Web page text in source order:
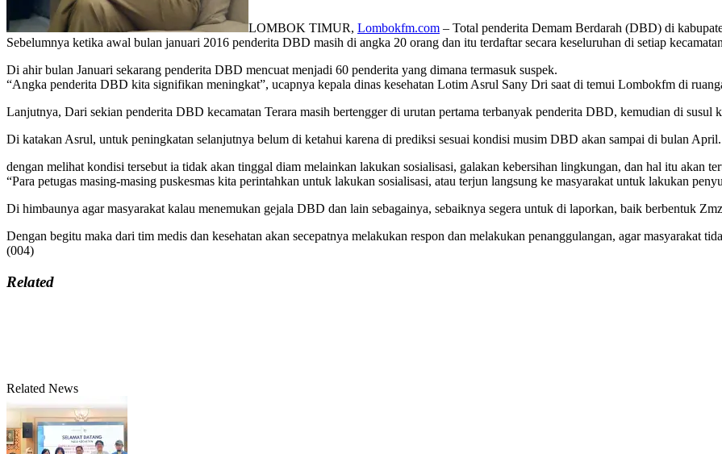
LOMBOK TIMUR, Lombokfm.com – Total penderita Demam Berdarah (DBD) di
Sebelumnya ketika awal bulan januari 2016 penderita DBD masih di angka 20 orang dan itu terdaftar secara keseluruhan di setiap
Di ahir bulan Januari sekarang penderita DBD mencuat menjadi 60 penderita yang dimana termasuk suspek.
“Angka penderita DBD kita signifikan meningkat”, ucapnya kepala dinas kesehatan Lotim Asrul Sany Dri saat di temui Lombokfm di
Lanjutnya, Dari sekian penderita DBD kecamatan Terara masih bertengger di urutan pertama terbanyak penderita DBD, kemudian di susul
Di katakan Asrul, untuk peningkatan selanjutnya belum di ketahui karena di prediksi sesuai kondisi musim DBD akan sampai di bulan April.
dengan melihat kondisi tersebut ia tidak akan tinggal diam melainkan lakukan sosialisasi, galakan kebersihan lingkungan, dan hal itu akan
“Para petugas masing-masing puskesmas kita perintahkan untuk lakukan sosialisasi, atau terjun langsung ke masyarakat untuk lakukan
Di himbaunya agar masyarakat kalau menemukan gejala DBD dan lain sebagainya, sebaiknya segera untuk di laporkan, baik berbentuk
Dengan begitu maka dari tim medis dan kesehatan akan secepatnya melakukan respon dan melakukan penanggulangan, agar masyarakat
(004)
Related
Related News